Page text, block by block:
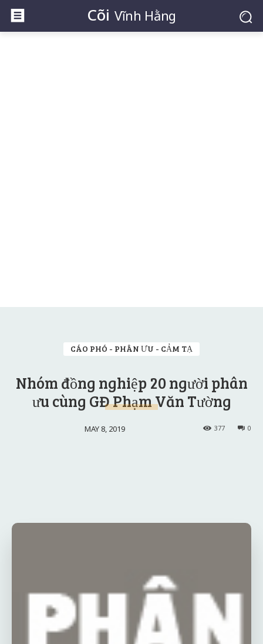
Cõi Vĩnh Hằng
CÁO PHÓ - PHÂN ƯU - CẢM TẠ
Nhóm đồng nghiệp 20 người phân
ưu cùng GĐ Phạm Văn Tường
MAY 8, 2019 0
377